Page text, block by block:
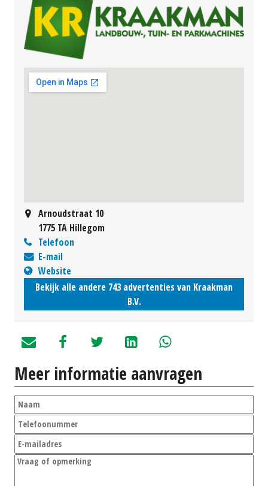
Arnoudstraat 10
1775 TA Hillegom
Telefoon
E-mail
Website
Bekijk alle andere 743 advertenties van Kraakman
B.V.
Meer informatie aanvragen